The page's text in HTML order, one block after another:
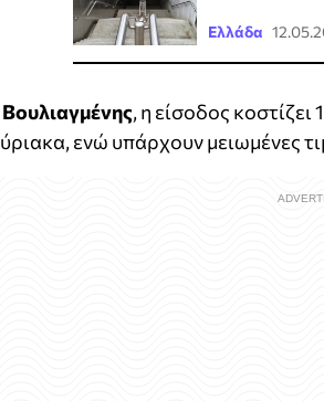
Ελλάδα
, η είσοδος
ενώ υπάρχουν μειωμένες